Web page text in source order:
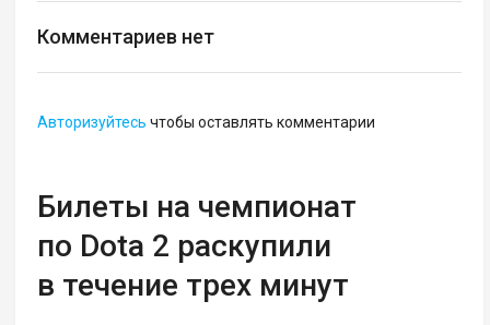
Комментариев нет
Авторизуйтесь чтобы оставлять комментарии
Билеты на чемпионат
по Dota 2 раскупили
в течение трех минут